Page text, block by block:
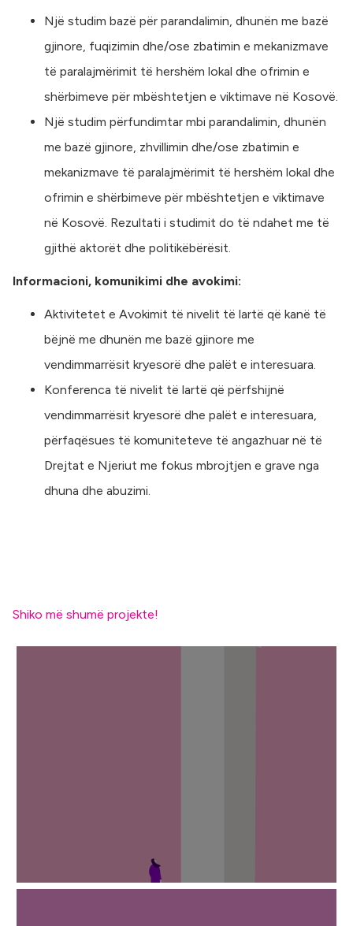
Një studim bazë për parandalimin, dhunën me bazë
gjinore, fuqizimin dhe/ose zbatimin e mekanizmave
të paralajmërimit të hershëm lokal dhe ofrimin e
shërbimeve për mbështetjen e viktimave në Kosovë.
Një studim përfundimtar mbi parandalimin, dhunën
me bazë gjinore, zhvillimin dhe/ose zbatimin e
mekanizmave të paralajmërimit të hershëm lokal dhe
ofrimin e shërbimeve për mbështetjen e viktimave
në Kosovë. Rezultati i studimit do të ndahet me të
gjithë aktorët dhe politikëbërësit.
Informacioni, komunikimi dhe avokimi:
Aktivitetet e Avokimit të nivelit të lartë që kanë të
bëjnë me dhunën me bazë gjinore me
vendimmarrësit kryesorë dhe palët e interesuara.
Konferenca të nivelit të lartë që përfshijnë
vendimmarrësit kryesorë dhe palët e interesuara,
përfaqësues të komuniteteve të angazhuar në të
Drejtat e Njeriut me fokus mbrojtjen e grave nga
dhuna dhe abuzimi.
Shiko më shumë projekte!
Fuqizimi i grave në tregun e punes